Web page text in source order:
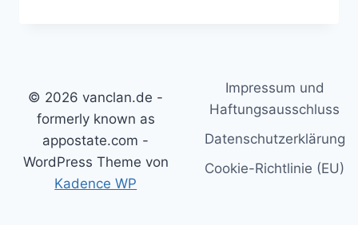
© 2026 vanclan.de -
formerly known as
appostate.com -
WordPress Theme von
Kadence WP
Impressum und
Haftungsausschluss
Datenschutzerklärung
Cookie-Richtlinie (EU)